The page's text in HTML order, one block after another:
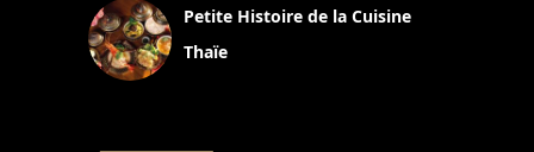
Petite Histoire de la Cuisine
Thaïe